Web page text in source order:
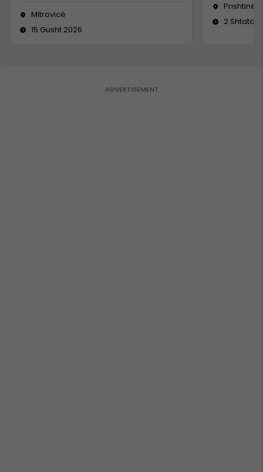
Mitrovicë
15 Gusht 2026
Prishtinë
2 Shtator